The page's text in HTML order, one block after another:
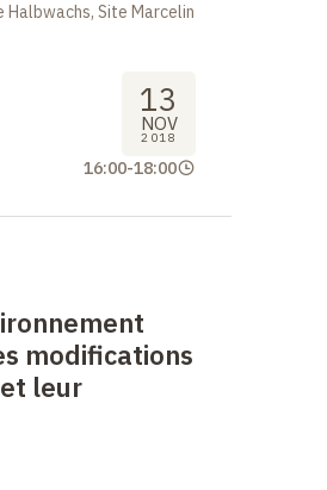
Site Marcelin
13
NOV
2018
16:00-18:00
modifications
leur